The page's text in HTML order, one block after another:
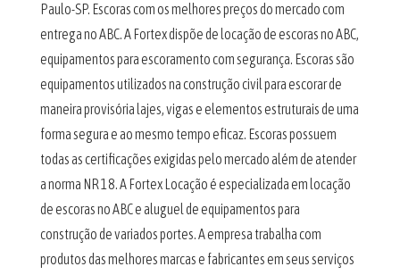
Paulo-SP. Escoras com os melhores preços do mercado com
entrega no ABC. A Fortex dispõe de locação de escoras no ABC,
equipamentos para escoramento com segurança. Escoras são
equipamentos utilizados na construção civil para escorar de
maneira provisória lajes, vigas e elementos estruturais de uma
forma segura e ao mesmo tempo eficaz. Escoras possuem
todas as certificações exigidas pelo mercado além de atender
a norma NR 18. A Fortex Locação é especializada em locação
de escoras no ABC e aluguel de equipamentos para
construção de variados portes. A empresa trabalha com
produtos das melhores marcas e fabricantes em seus serviços